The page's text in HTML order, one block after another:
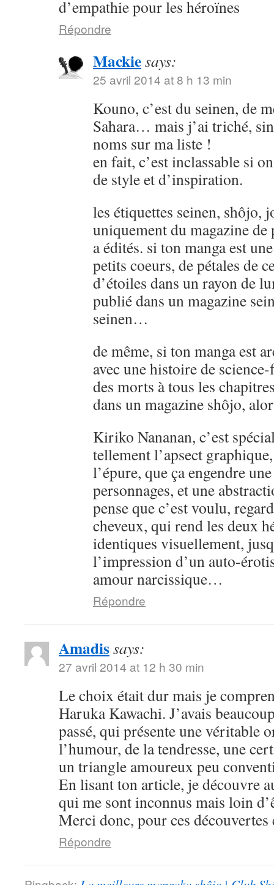
d’empathie pour les héroïnes
Répondre
Mackiesays:
25 avril 2014 at 8 h 13 min
Kouno, c’est du seinen, de
Sahara… mais j’ai triché,
noms sur ma liste !
en fait, c’est inclassable si
de style et d’inspiration.
les étiquettes seinen, shôjo,
uniquement du magazine
a édités. si ton manga est
petits coeurs, de pétales de
d’étoiles dans un rayon de
publié dans un magazine
seinen…
de même, si ton manga est
avec une histoire de
des morts à tous les
dans un magazine shôjo,
Kiriko Nananan, c’est
tellement l’apsect
l’épure, que ça engendre
personnages, et une
pense que c’est voulu,
cheveux, qui rend les deux
identiques visuellement,
l’impression d’un auto-
amour narcissique…
Répondre
Amadissays:
27 avril 2014 at 12 h 30 min
Le choix était dur mais je
Haruka Kawachi. J’avais
passé, qui présente une véritable
l’humour, de la tendresse, une
un triangle amoureux peu
En lisant ton article, je découvre
qui me sont inconnus mais loin
Merci donc, pour ces
Répondre